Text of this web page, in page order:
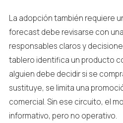
La adopción también requiere
forecast debe revisarse con
responsables claros y
tablero identifica un producto
alguien debe decidir si se
sustituye, se limita una
comercial. Sin ese circuito, el
informativo, pero no operativo.